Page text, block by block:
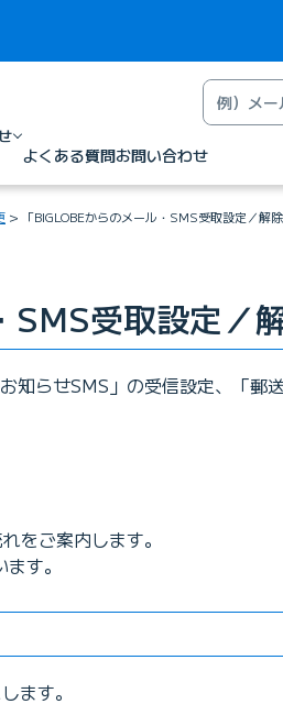
よくある質問お問い合わせ
「BIGLOBEからのメール・SMS受取設定／解
SMS受取設定／
らせSMS」の受信設定、「郵
をご案内します。
す。
ます。